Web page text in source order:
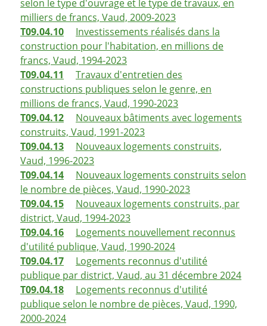
selon le type d'ouvrage et le type de travaux, en
milliers de francs, Vaud, 2009-2023
T09.04.10
Investissements réalisés dans la
construction pour l'habitation, en millions de
francs, Vaud, 1994-2023
T09.04.11
Travaux d'entretien des
constructions publiques selon le genre, en
millions de francs, Vaud, 1990-2023
T09.04.12
Nouveaux bâtiments avec logements
construits, Vaud, 1991-2023
T09.04.13
Nouveaux logements construits,
Vaud, 1996-2023
T09.04.14
Nouveaux logements construits selon
le nombre de pièces, Vaud, 1990-2023
T09.04.15
Nouveaux logements construits, par
district, Vaud, 1994-2023
T09.04.16
Logements nouvellement reconnus
d'utilité publique, Vaud, 1990-2024
T09.04.17
Logements reconnus d'utilité
publique par district, Vaud, au 31 décembre 2024
T09.04.18
Logements reconnus d'utilité
publique selon le nombre de pièces, Vaud, 1990,
2000-2024